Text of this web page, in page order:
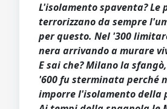
L'isolamento spaventa? Le
terrorizzano da sempre
per questo. Nel '300
nera arrivando a murare
E sai che? Milano la
'600 fu sterminata perché
imporre l'isolamento della